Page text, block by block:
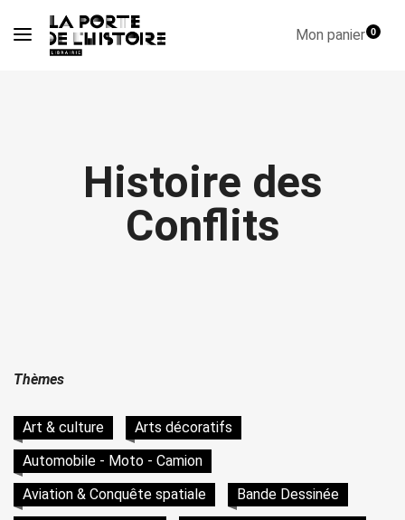
Mon panier0
Histoire des
Conflits
Thèmes
Art & culture
Arts décoratifs
Automobile - Moto - Camion
Aviation & Conquête spatiale
Bande Dessinée